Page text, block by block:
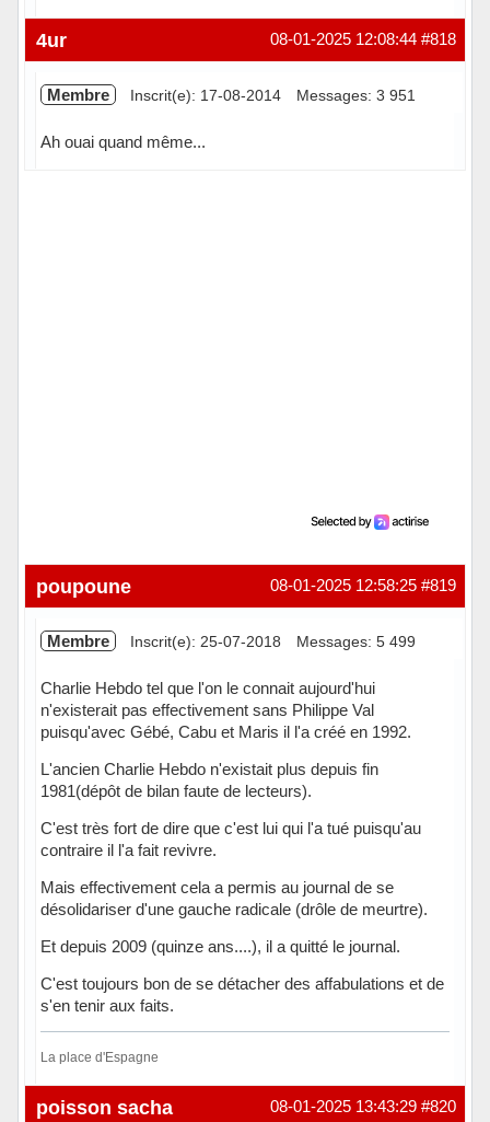
Hors ligne #818
08-01-2025 12:08:44
4ur
Membre Inscrit(e): 17-08-2014 Messages: 3 951
Ah ouai quand même...
#819
08-01-2025 12:58:25
poupoune
Membre Inscrit(e): 25-07-2018 Messages: 5 499
Charlie Hebdo tel que l'on le connait aujourd'hui
n'existerait pas effectivement sans Philippe Val
puisqu'avec Gébé, Cabu et Maris il l'a créé en 1992.
L'ancien Charlie Hebdo n'existait plus depuis fin
1981(dépôt de bilan faute de lecteurs).
C'est très fort de dire que c'est lui qui l'a tué puisqu'au
contraire il l'a fait revivre.
Mais effectivement cela a permis au journal de se
désolidariser d'une gauche radicale (drôle de meurtre).
Et depuis 2009 (quinze ans....), il a quitté le journal.
C'est toujours bon de se détacher des affabulations et de
s'en tenir aux faits.
La place d'Espagne
Hors ligne #820
08-01-2025 13:43:29
poisson sacha